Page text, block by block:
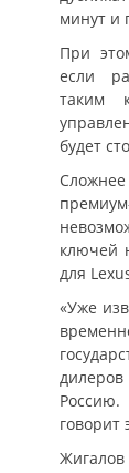
минут и
При
если
таким
будет
ключей
для
«Уже
говорит
Жигалов